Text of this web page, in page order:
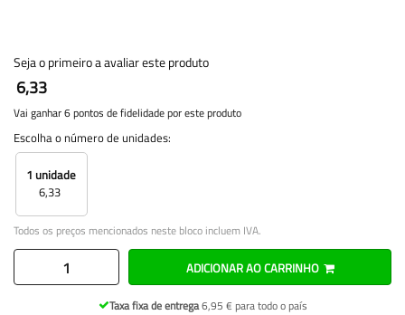
Seja o primeiro a avaliar este produto
6,33
Vai ganhar 6 pontos de fidelidade por este produto
Escolha o número de unidades:
1 unidade
6,33
Todos os preços mencionados neste bloco incluem IVA.
ADICIONAR AO CARRINHO
Taxa fixa de entrega6,95 € para todo o país